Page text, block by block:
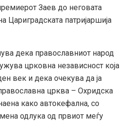
Заев до неговата
Цариградската патријаршија
дека православниот народ
црковна независност која
век и дека очекува да ја
црква – Охридска
како автокефална, со
одлука од првиот меѓу